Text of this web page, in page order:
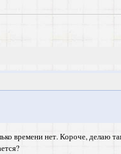
времени нет. Короче, делаю